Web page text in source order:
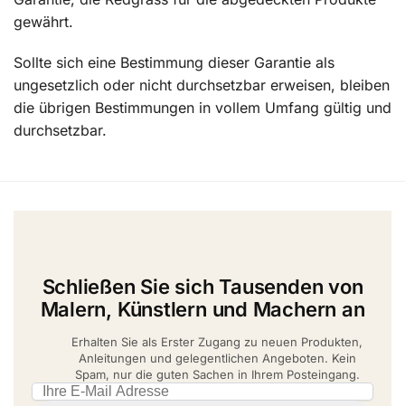
gewährt.
Sollte sich eine Bestimmung dieser Garantie als
ungesetzlich oder nicht durchsetzbar erweisen, bleiben
die übrigen Bestimmungen in vollem Umfang gültig und
durchsetzbar.
Schließen Sie sich Tausenden von
Malern, Künstlern und Machern an
Erhalten Sie als Erster Zugang zu neuen Produkten,
Anleitungen und gelegentlichen Angeboten. Kein
Spam, nur die guten Sachen in Ihrem Posteingang.
Email address